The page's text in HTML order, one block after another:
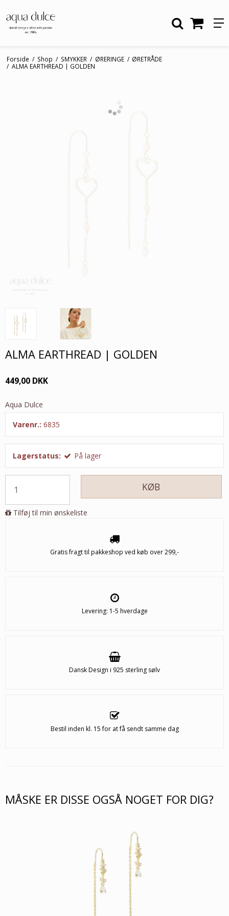
Forside / Shop / SMYKKER / ØRERINGE / ØRETRÅDE
/ ALMA EARTHREAD | GOLDEN
ALMA EARTHREAD | GOLDEN
449,00 DKK
Aqua Dulce
Varenr.: 6835
Lagerstatus: På lager
KØB
Tilføj til min ønskeliste
Gratis fragt til pakkeshop ved køb over 299,-
Levering: 1-5 hverdage
Dansk Design i 925 sterling sølv
Bestil inden kl. 15 for at få sendt samme dag
MÅSKE ER DISSE OGSÅ NOGET FOR DIG?